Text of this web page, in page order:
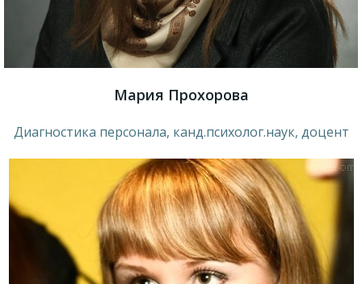
Мария Прохорова
Диагностика персонала, канд.психолог.наук, доцент